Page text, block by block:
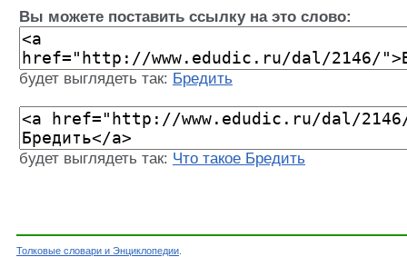
Вы можете поставить ссылку на это слово:
будет выглядеть так: Бредить
будет выглядеть так: Что такое Бредить
Толковые словари и Энциклопедии